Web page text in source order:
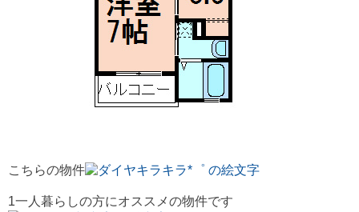
こちらの物件
1一人暮らしの方にオススメの物件です